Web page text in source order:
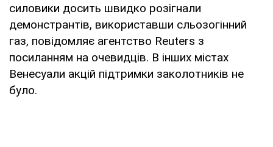
силовики досить швидко розігнали
демонстрантів, використавши сльозогінний
газ, повідомляє агентство Reuters з
посиланням на очевидців. В інших містах
Венесуали акцій підтримки заколотників не
було.